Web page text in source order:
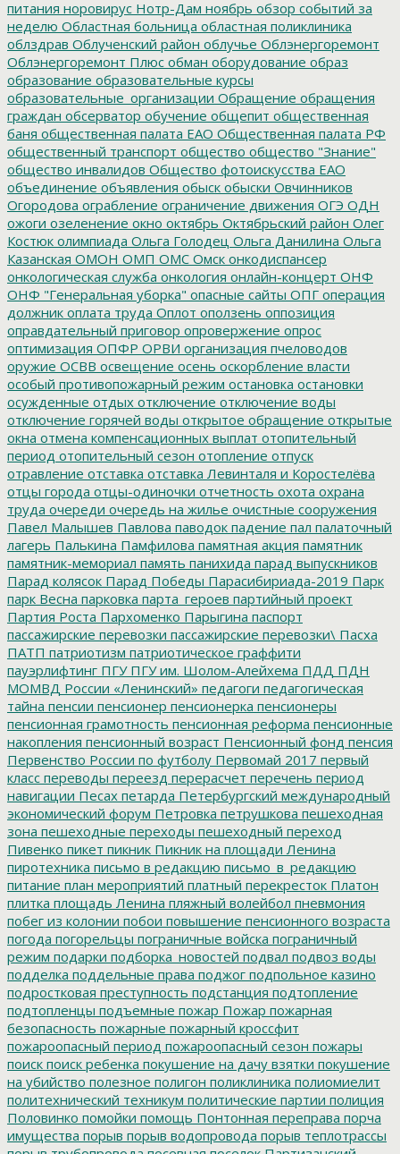
питания норовирус Нотр-Дам ноябрь обзор событий за
неделю Областная больница областная поликлиника
облздрав Облученский район облучье Облэнергоремонт
Облэнергоремонт Плюс обман оборудование образ
образование образовательные курсы
образовательные_организации Обращение обращения
граждан обсерватор обучение общепит общественная
баня общественная палата ЕАО Общественная палата РФ
общественный транспорт общество общество "Знание"
общество инвалидов Общество фотоискусства ЕАО
объединение объявления обыск обыски Овчинников
Огородова ограбление ограничение движения ОГЭ ОДН
ожоги озеленение окно октябрь Октябрьский район Олег
Костюк олимпиада Ольга Голодец Ольга Данилина Ольга
Казанская ОМОН ОМП ОМС Омск онкодиспансер
онкологическая служба онкология онлайн-концерт ОНФ
ОНФ "Генеральная уборка" опасные сайты ОПГ операция
должник оплата труда Оплот оползень оппозиция
оправдательный приговор опровержение опрос
оптимизация ОПФР ОРВИ организация пчеловодов
оружие ОСВВ освещение осень оскорбление власти
особый противопожарный режим остановка остановки
осужденные отдых отключение отключение воды
отключение горячей воды открытое обращение открытые
окна отмена компенсационных выплат отопительный
период отопительный сезон отопление отпуск
отравление отставка отставка Левинталя и Коростелёва
отцы города отцы-одиночки отчетность охота охрана
труда очереди очередь на жилье очистные сооружения
Павел Малышев Павлова паводок падение пал палаточный
лагерь Палькина Памфилова памятная акция памятник
памятник-мемориал память панихида парад выпускников
Парад колясок Парад Победы Парасибириада-2019 Парк
парк Весна парковка парта_героев партийный проект
Партия Роста Пархоменко Парыгина паспорт
пассажирские перевозки пассажирские перевозки\ Пасха
ПАТП патриотизм патриотическое граффити
пауэрлифтинг ПГУПГУ им. Шолом-Алейхема ПДД ПДН
МОМВД России «Ленинский» педагоги педагогическая
тайна пенсии пенсионер пенсионерка пенсионеры
пенсионная грамотность пенсионная реформа пенсионные
накопления пенсионный возраст Пенсионный фонд пенсия
Первенство России по футболу Первомай 2017 первый
класс переводы переезд перерасчет перечень период
навигации Песах петарда Петербургский международный
экономический форум Петровка петрушкова пешеходная
зона пешеходные переходы пешеходный переход
Пивенко пикет пикник Пикник на площади Ленина
пиротехника письмо в редакцию письмо_в_редакцию
питание план мероприятий платный перекресток Платон
плитка площадь Ленина пляжный волейбол пневмония
побег из колонии побои повышение пенсионного возраста
погода погорельцы пограничные войска пограничный
режим подарки подборка_новостей подвал подвоз воды
подделка поддельные права поджог подпольное казино
подростковая преступность подстанция подтопление
подтопленцы подъемные пожар Пожар пожарная
безопасность пожарные пожарный кроссфит
пожароопасный период пожароопасный сезон пожары
поиск поиск ребенка покушение на дачу взятки покушение
на убийство полезное полигон поликлиника полиомиелит
политехнический техникум политические партии полиция
Половинко помойки помощь Понтонная переправа порча
имущества порыв порыв водопровода порыв теплотрассы